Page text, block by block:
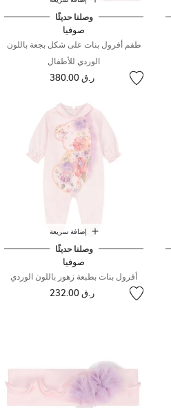
وصلنا حديثًا
صوفيا
طقم أفرول بنات على شكل بجعة باللون
الوردي للأطفال
ر.ق 380.00
إضافة سريعة
وصلنا حديثًا
صوفيا
أفرول بنات بطبعة زهور باللون الوردي
ر.ق 232.00